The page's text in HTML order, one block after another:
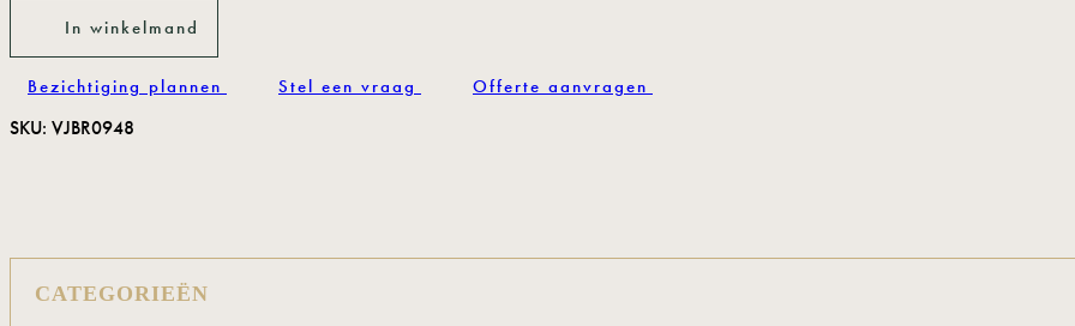
In winkelmand
Bezichtiging plannen Stel een vraag Offerte aanvragen
SKU: VJBR0948
CATEGORIEËN